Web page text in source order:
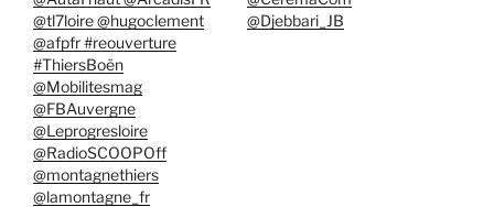
@tl7loire @hugoclement
@afpfr #reouverture
#ThiersBoën
@Mobilitesmag
@FBAuvergne
@Leprogresloire
@RadioSCOOPOff
@montagnethiers
@lamontagne_fr
@Djebbari_JB